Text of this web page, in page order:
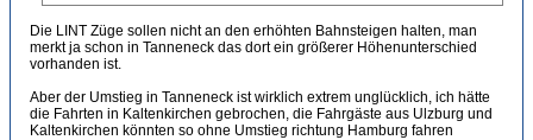
Die LINT Züge sollen nicht an den erhöhten Bahnsteigen halten, man
merkt ja schon in Tanneneck das dort ein größerer Höhenunterschied
vorhanden ist.
Aber der Umstieg in Tanneneck ist wirklich extrem unglücklich, ich hätte
die Fahrten in Kaltenkirchen gebrochen, die Fahrgäste aus Ulzburg und
Kaltenkirchen könnten so ohne Umstieg richtung Hamburg fahren